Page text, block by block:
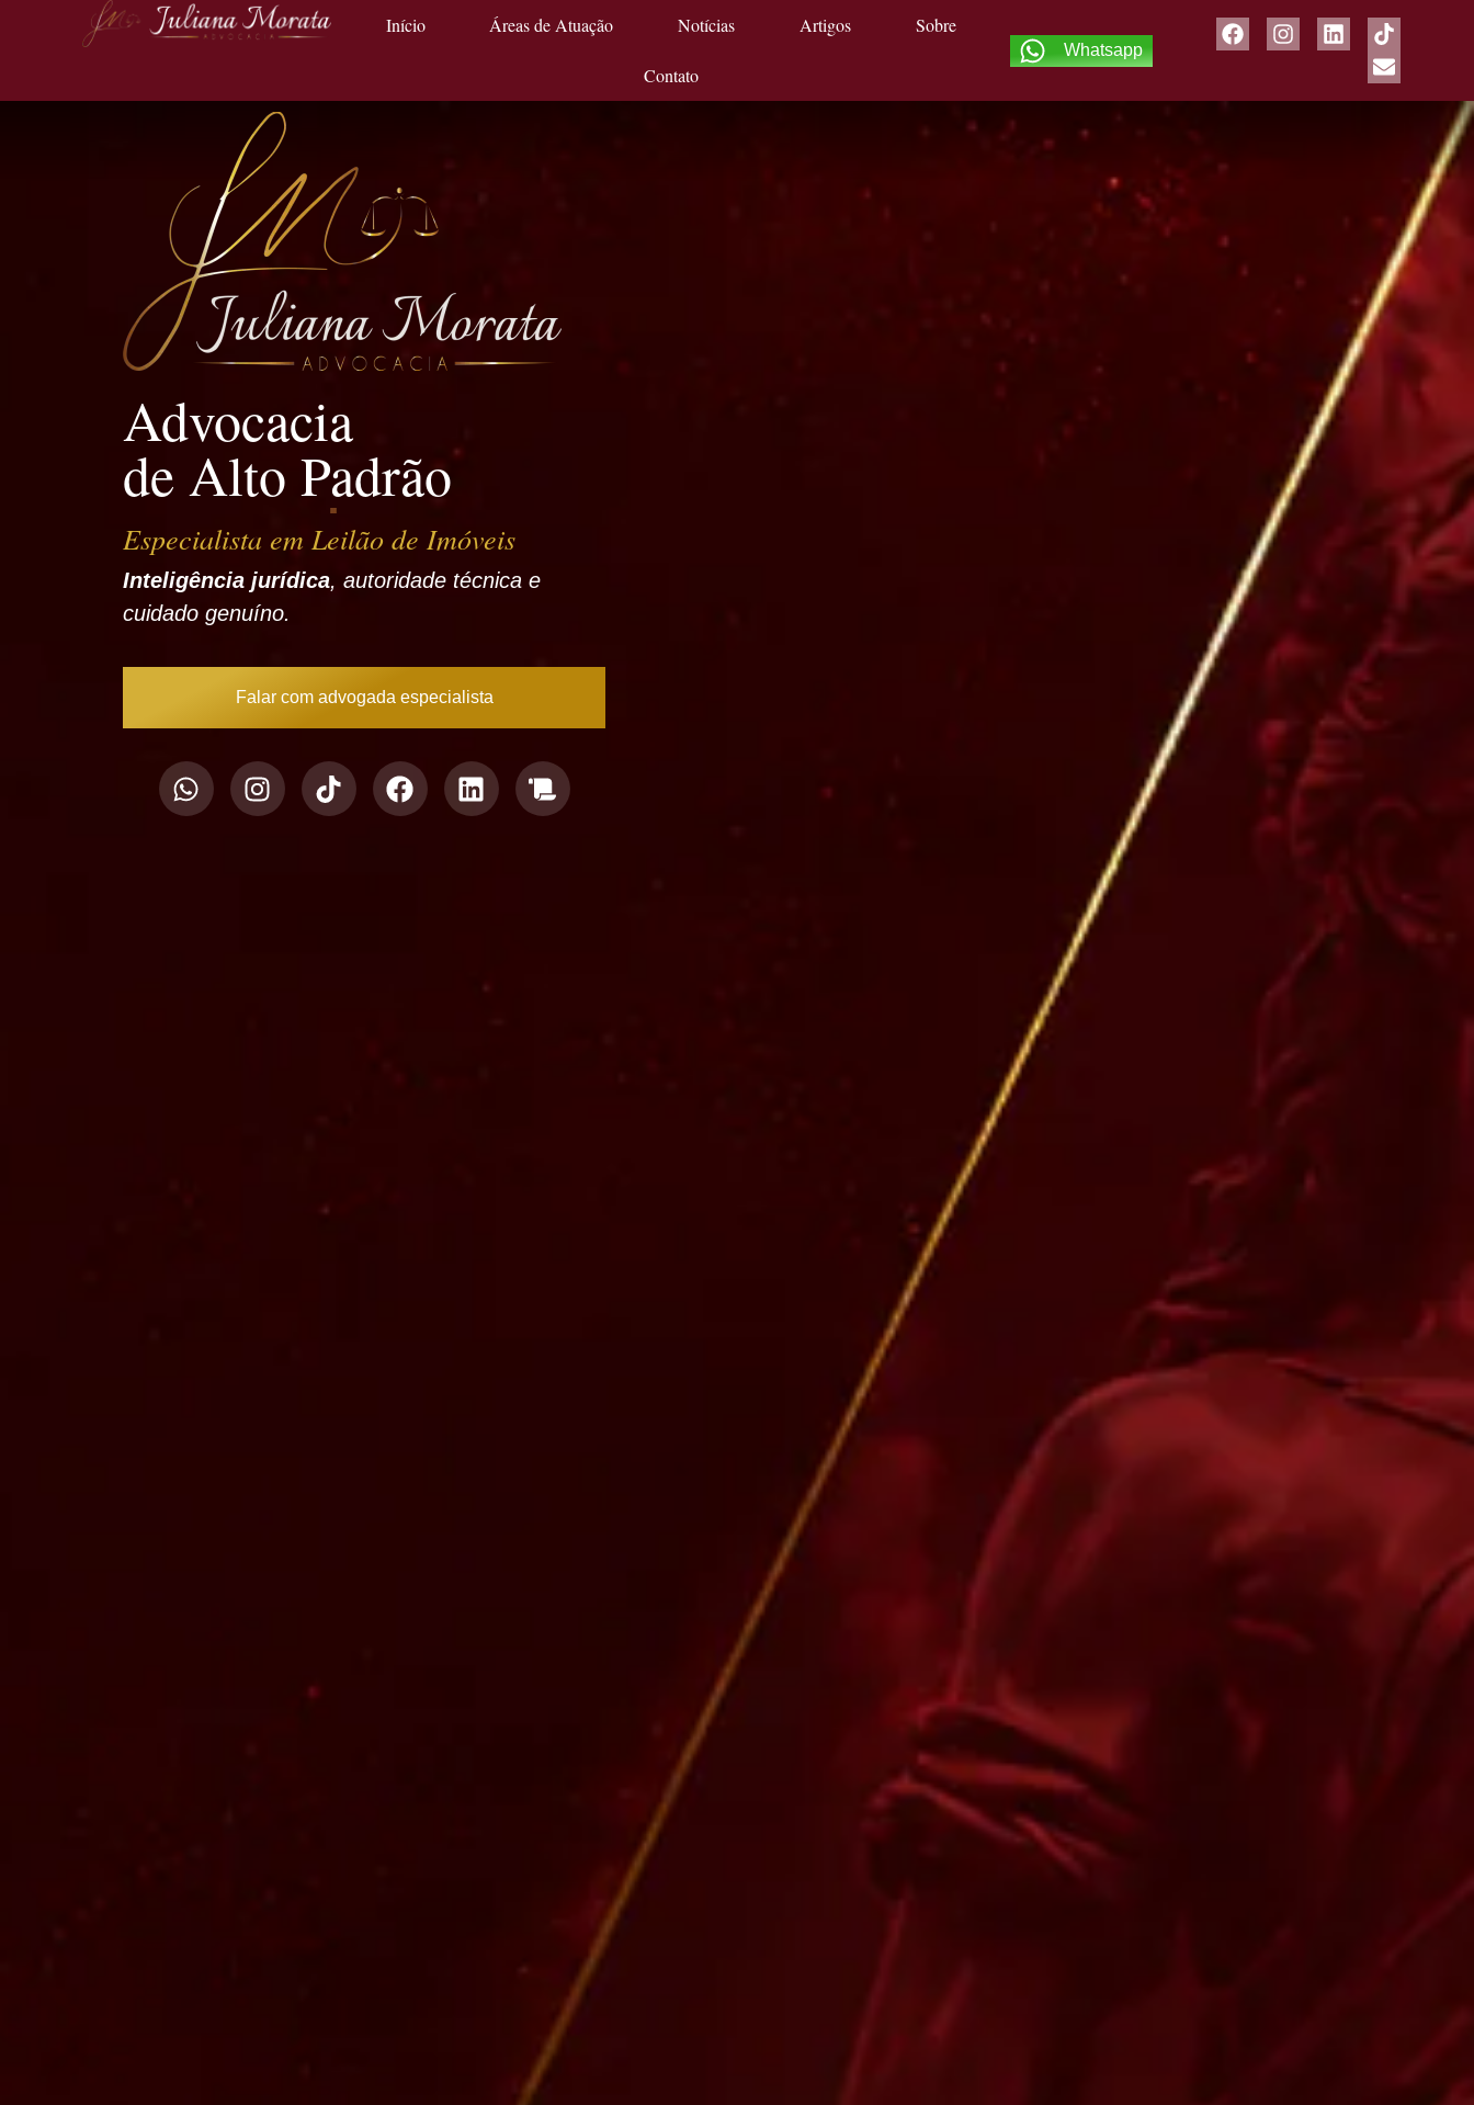
Início Áreas de Atuação Notícias Artigos Sobre
Contato
Whatsapp
Advocacia
de Alto Padrão
Especialista em Leilão de Imóveis
Inteligência jurídica, autoridade técnica e
cuidado genuíno.
Falar com advogada especialista